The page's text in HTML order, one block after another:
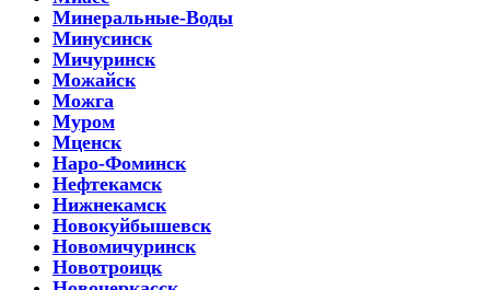
Минеральные-Воды
Минусинск
Мичуринск
Можайск
Можга
Муром
Мценск
Наро-Фоминск
Нефтекамск
Нижнекамск
Новокуйбышевск
Новомичуринск
Новотроицк